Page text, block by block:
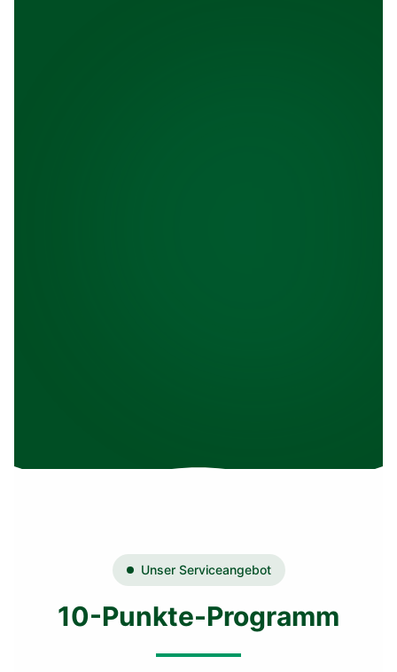
Unser Serviceangebot
10-Punkte-Programm